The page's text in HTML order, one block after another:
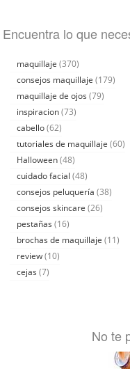
Encuentra lo que
maquillaje (370)
consejos maquillaje (179)
maquillaje de ojos (79)
inspiracion (73)
cabello (62)
tutoriales de maquillaje (60)
Halloween (48)
cuidado facial (48)
consejos peluquería (38)
consejos skincare (26)
pestañas (16)
brochas de maquillaje (11)
review (10)
cejas (7)
No te